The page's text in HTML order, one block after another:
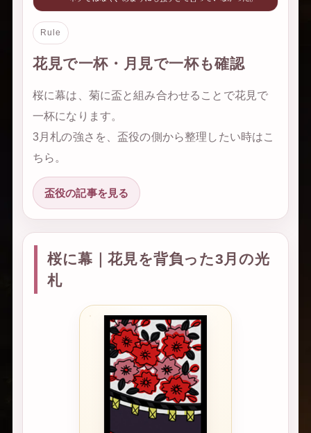
Rule
花見で一杯・月見で一杯も確認
桜に幕は、菊に盃と組み合わせることで花見で
一杯になります。
3月札の強さを、盃役の側から整理したい時はこ
ちら。
盃役の記事を見る
桜に幕｜花見を背負った3月の光
札